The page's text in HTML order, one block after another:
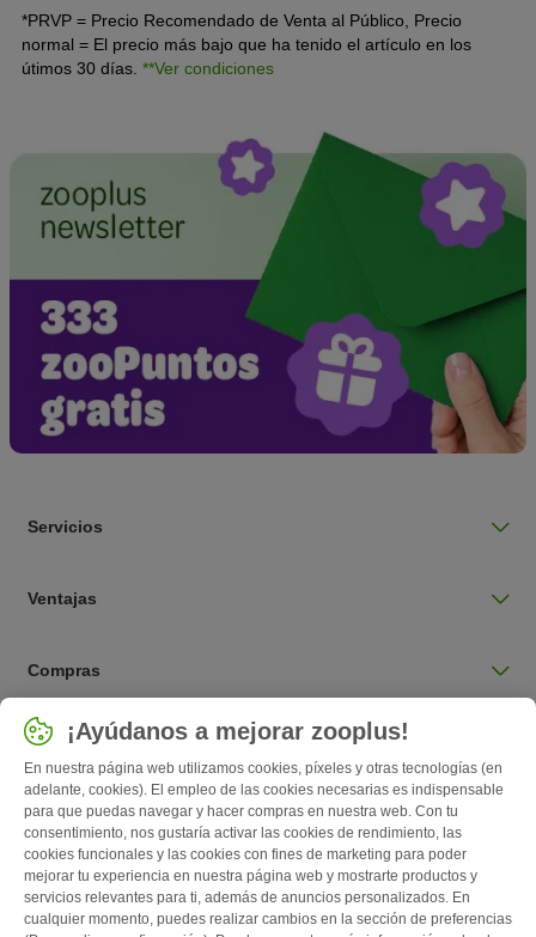
el cuidado y la tenencia hasta la plantación correcta.
*PRVP = Precio Recomendado de Venta al Público, Precio
normal = El precio más bajo que ha tenido el artículo en los
útimos 30 días. **Ver condiciones
Servicios
Ventajas
Compras
Seleccionar país
España / ES
Follow zooplus
¡Ayúdanos a mejorar zooplus!
En nuestra página web utilizamos cookies, píxeles y otras tecnologías (en
adelante, cookies). El empleo de las cookies necesarias es indispensable
para que puedas navegar y hacer compras en nuestra web. Con tu
consentimiento, nos gustaría activar las cookies de rendimiento, las
cookies funcionales y las cookies con fines de marketing para poder
mejorar tu experiencia en nuestra página web y mostrarte productos y
servicios relevantes para ti, además de anuncios personalizados. En
cualquier momento, puedes realizar cambios en la sección de preferencias